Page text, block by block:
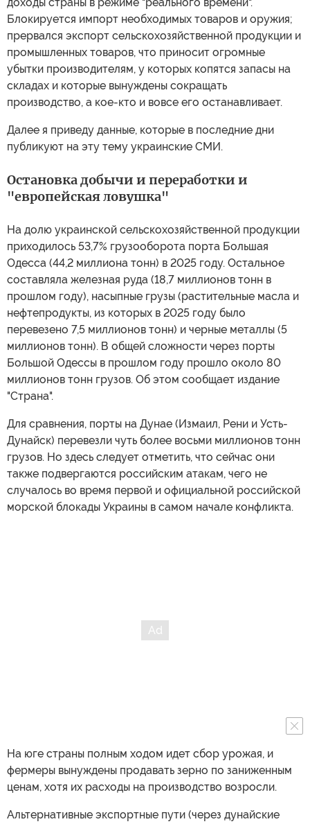
Блокируется импорт необходимых товаров и оружия;
прервался экспорт сельскохозяйственной продукции и
промышленных товаров, что приносит огромные
убытки производителям, у которых копятся запасы на
складах и которые вынуждены сокращать
производство, а кое-кто и вовсе его останавливает.
Далее я приведу данные, которые в последние дни
публикуют на эту тему украинские СМИ.
Остановка добычи и переработки и
"европейская ловушка"
На долю украинской сельскохозяйственной продукции
приходилось 53,7% грузооборота порта Большая
Одесса (44,2 миллиона тонн) в 2025 году. Остальное
составляла железная руда (18,7 миллионов тонн в
прошлом году), насыпные грузы (растительные масла и
нефтепродукты, из которых в 2025 году было
перевезено 7,5 миллионов тонн) и черные металлы (5
миллионов тонн). В общей сложности через порты
Большой Одессы в прошлом году прошло около 80
миллионов тонн грузов. Об этом сообщает издание
"Страна".
Для сравнения, порты на Дунае (Измаил, Рени и Усть-
Дунайск) перевезли чуть более восьми миллионов тонн
грузов. Но здесь следует отметить, что сейчас они
также подвергаются российским атакам, чего не
случалось во время первой и официальной российской
морской блокады Украины в самом начале конфликта.
На юге страны полным ходом идет сбор урожая, и
фермеры вынуждены продавать зерно по заниженным
ценам, хотя их расходы на производство возросли.
Альтернативные экспортные пути (через дунайские